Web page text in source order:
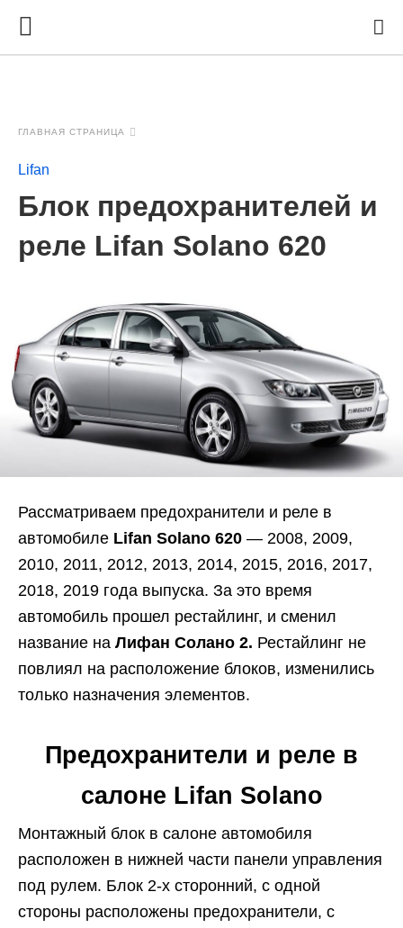
ГЛАВНАЯ СТРАНИЦА
Lifan
Блок предохранителей и
реле Lifan Solano 620
Рассматриваем предохранители и реле в
автомобиле Lifan Solano 620 — 2008, 2009,
2010, 2011, 2012, 2013, 2014, 2015, 2016, 2017,
2018, 2019 года выпуска. За это время
автомобиль прошел рестайлинг, и сменил
название на Лифан Солано 2. Рестайлинг не
повлиял на расположение блоков, изменились
только назначения элементов.
Предохранители и реле в
салоне Lifan Solano
Монтажный блок в салоне автомобиля
расположен в нижней части панели управления
под рулем. Блок 2-х сторонний, с одной
стороны расположены предохранители, с